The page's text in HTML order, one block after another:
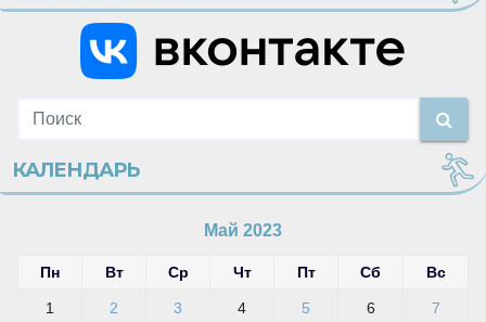
КАЛЕНДАРЬ
Май 2023
Пн Вт Ср Чт Пт Сб Вс
1 2 3 4 5 6 7